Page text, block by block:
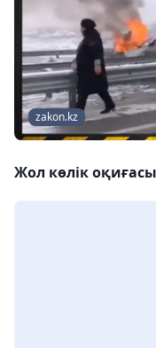
zakon.kz
Жол көлік